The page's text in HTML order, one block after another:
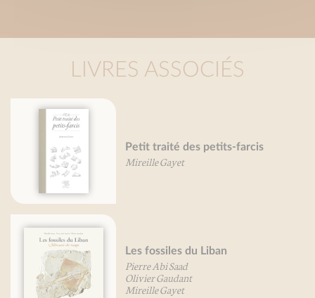
LIVRES ASSOCIÉS
Petit traité des petits-farcis
Mireille Gayet
Les fossiles du Liban
Pierre Abi Saad
Olivier Gaudant
Mireille Gayet